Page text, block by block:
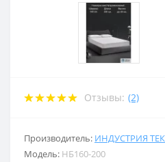
Отзывы: (2)
Производитель: ИНДУСТРИЯ
Модель: НБ160-200